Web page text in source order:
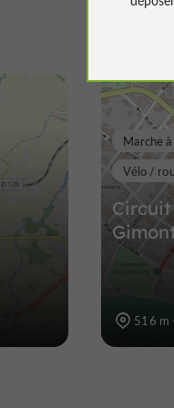
Marche
Vélo /
516 m